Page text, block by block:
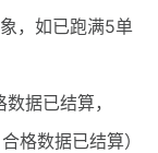
，如已跑满5单
据已结算，
格数据已结算）